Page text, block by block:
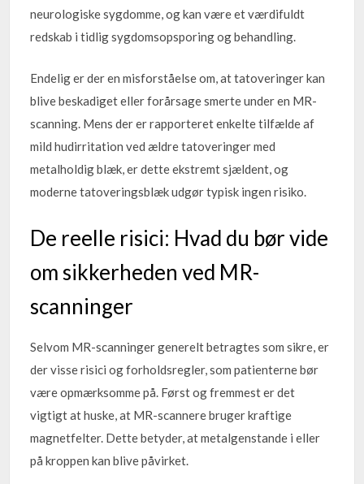
neurologiske sygdomme, og kan være et værdifuldt
redskab i tidlig sygdomsopsporing og behandling.
Endelig er der en misforståelse om, at tatoveringer kan
blive beskadiget eller forårsage smerte under en MR-
scanning. Mens der er rapporteret enkelte tilfælde af
mild hudirritation ved ældre tatoveringer med
metalholdig blæk, er dette ekstremt sjældent, og
moderne tatoveringsblæk udgør typisk ingen risiko.
De reelle risici: Hvad du bør vide
om sikkerheden ved MR-
scanninger
Selvom MR-scanninger generelt betragtes som sikre, er
der visse risici og forholdsregler, som patienterne bør
være opmærksomme på. Først og fremmest er det
vigtigt at huske, at MR-scannere bruger kraftige
magnetfelter. Dette betyder, at metalgenstande i eller
på kroppen kan blive påvirket.